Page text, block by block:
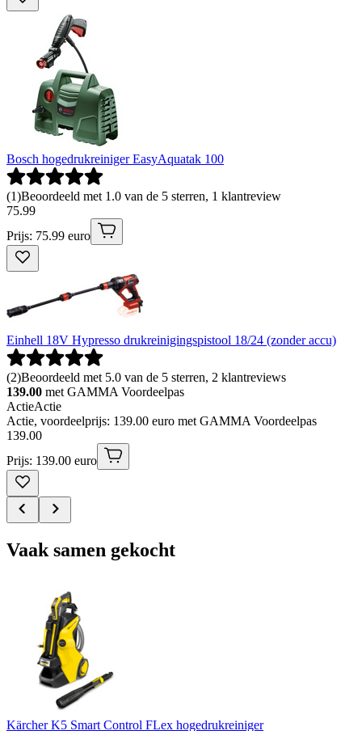
Bosch hogedrukreiniger EasyAquatak 100
(1)Beoordeeld met 1.0 van de 5 sterren, 1 klantreview
75.99
Prijs: 75.99 euro
Einhell 18V Hypresso drukreinigingspistool 18/24 (zonder accu)
(2)Beoordeeld met 5.0 van de 5 sterren, 2 klantreviews
139.00 met GAMMA Voordeelpas
ActieActie
Actie, voordeelprijs: 139.00 euro met GAMMA Voordeelpas
139.00
Prijs: 139.00 euro
Vaak samen gekocht
Kärcher K5 Smart Control FLex hogedrukreiniger